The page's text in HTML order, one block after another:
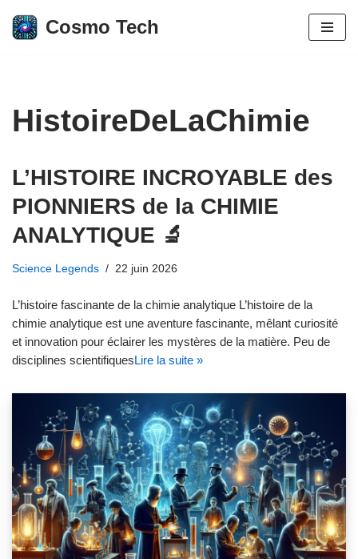
Aller
Cosmo Tech
HistoireDeLaChimie
L’HISTOIRE INCROYABLE des
PIONNIERS de la CHIMIE
ANALYTIQUE 🔬
Science Legends 22 juin 2026
L’histoire fascinante de la chimie analytique L’histoire de la
chimie analytique est une aventure fascinante, mêlant curiosité
et innovation pour éclairer les mystères de la matière. Peu de
disciplines scientifiquesLire la suite »